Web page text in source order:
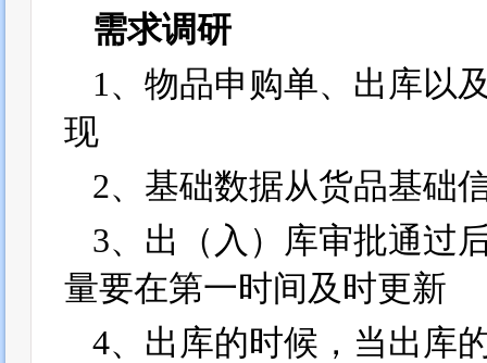
需求调研
1、物品申购单、出库以
现
2、基础数据从货品基础
3、出（入）库审批通过
量要在第一时间及时更新
4、出库的时候，当出库